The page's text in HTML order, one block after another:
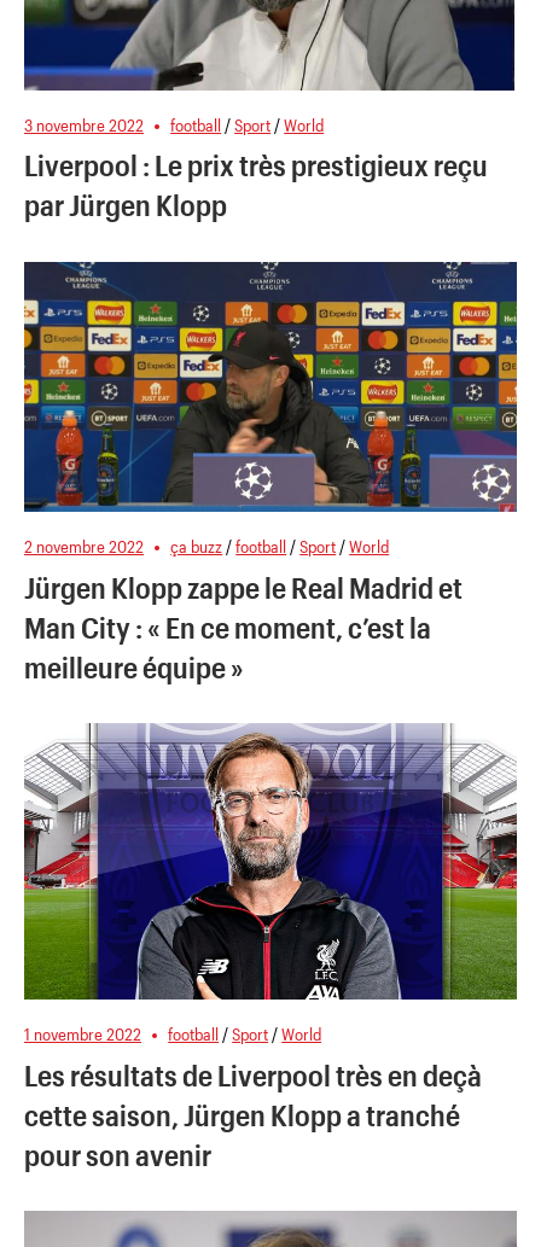
3 novembre 2022 football /Sport /World
Liverpool : Le prix très prestigieux reçu
par Jürgen Klopp
2 novembre 2022 ça buzz /football /Sport /World
Jürgen Klopp zappe le Real Madrid et
Man City : « En ce moment, c’est la
meilleure équipe »
1 novembre 2022 football /Sport /World
Les résultats de Liverpool très en deçà
cette saison, Jürgen Klopp a tranché
pour son avenir